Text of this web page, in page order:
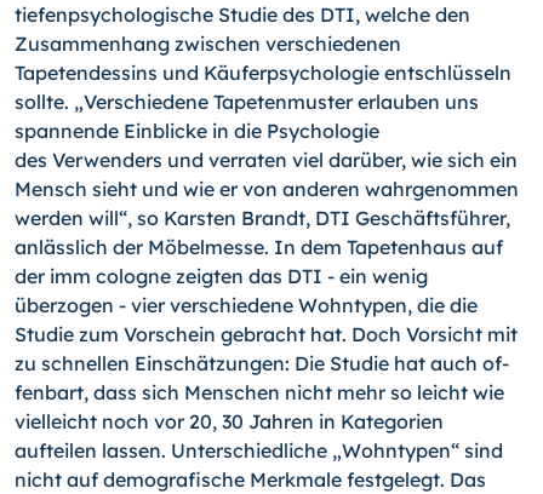
tiefenpsychologische Studie des DTI, welche den
Zusammenhang zwischen verschiedenen
Tapetendessins und Käuferpsychologie entschlüsseln
sollte. „Verschiedene Tapetenmuster erlauben uns
spannende Einblicke in die Psychologie
des Verwenders und verraten viel darüber, wie sich ein
Mensch sieht und wie er von anderen wahrgenommen
werden will“, so Karsten Brandt, DTI Geschäftsführer,
anläss­lich der Möbelmesse. In dem Tapetenhaus auf
der imm cologne zeigten das DTI - ein wenig
überzogen - vier verschiedene Wohntypen, die die
Studie zum Vorschein ge­bracht hat. Doch Vorsicht mit
zu schnellen Einschätzungen: Die Studie hat auch of­
fenbart, dass sich Menschen nicht mehr so leicht wie
vielleicht noch vor 20, 30 Jah­ren in Kategorien
aufteilen lassen. Unterschiedliche „Wohntypen“ sind
nicht auf de­mografische Merkmale festgelegt. Das